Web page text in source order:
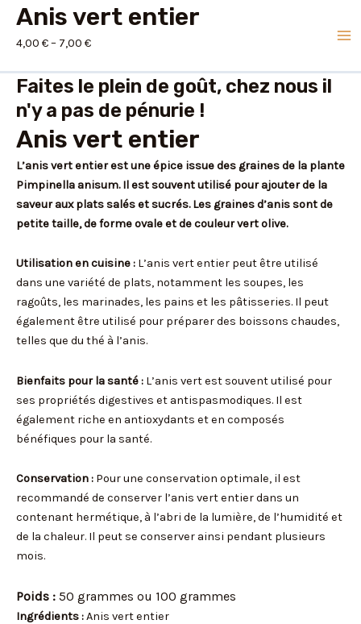
Aller
contenu
Anis vert entier
4,00 €– 7,00 €
Faites le plein de goût, chez nous il
n'y a pas de pénurie !
Anis vert entier
L’anis vert entier est une épice issue des graines de la plante
Pimpinella anisum. Il est souvent utilisé pour ajouter de la
saveur aux plats salés et sucrés. Les graines d’anis sont de
petite taille, de forme ovale et de couleur vert olive.
Utilisation en cuisine : L’anis vert entier peut être utilisé
dans une variété de plats, notamment les soupes, les
ragoûts, les marinades, les pains et les pâtisseries. Il peut
également être utilisé pour préparer des boissons chaudes,
telles que du thé à l’anis.
Bienfaits pour la santé : L’anis vert est souvent utilisé pour
ses propriétés digestives et antispasmodiques. Il est
également riche en antioxydants et en composés
bénéfiques pour la santé.
Conservation : Pour une conservation optimale, il est
recommandé de conserver l’anis vert entier dans un
contenant hermétique, à l’abri de la lumière, de l’humidité et
de la chaleur. Il peut se conserver ainsi pendant plusieurs
mois.
Poids : 50 grammes ou 100 grammes
Ingrédients :Anis vert entier
Anis
vert
entier